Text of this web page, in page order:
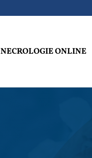
NECROLOGIE ONLINE